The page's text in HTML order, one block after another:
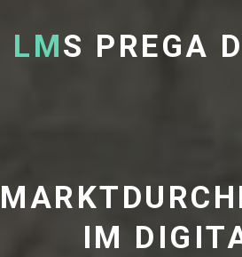
LMS PREGA
IM